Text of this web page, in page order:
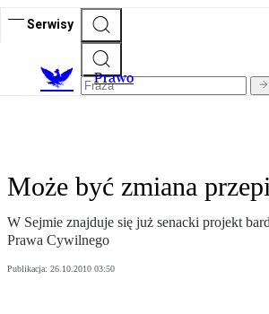
Serwisy
Prawo
Może być zmiana
W Sejmie znajduje się już senacki projekt
Prawa Cywilnego
Publikacja: 26.10.2010 03:50